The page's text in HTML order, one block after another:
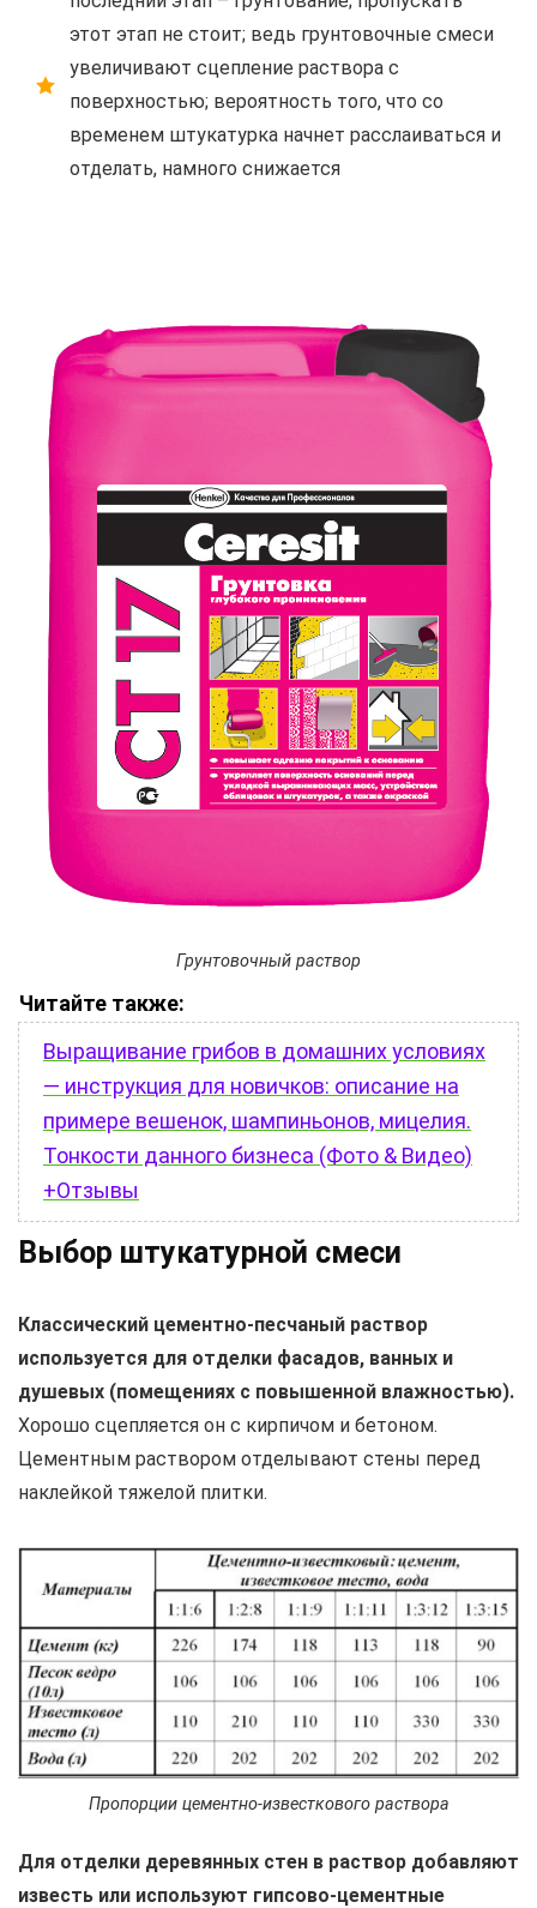
этот этап не стоит; ведь грунтовочные смеси
увеличивают сцепление раствора с
поверхностью; вероятность того, что со
временем штукатурка начнет расслаиваться и
отделать, намного снижается
Грунтовочный раствор
Читайте также:
Выращивание грибов в домашних условиях
— инструкция для новичков: описание на
примере вешенок, шампиньонов, мицелия.
Тонкости данного бизнеса (Фото & Видео)
+Отзывы
Выбор штукатурной смеси
Классический цементно-песчаный раствор
используется для отделки фасадов, ванных и
душевых (помещениях с повышенной влажностью).
Хорошо сцепляется он с кирпичом и бетоном.
Цементным раствором отделывают стены перед
наклейкой тяжелой плитки.
Пропорции цементно-известкового раствора
Для отделки деревянных стен в раствор добавляют
известь или используют гипсово-цементные